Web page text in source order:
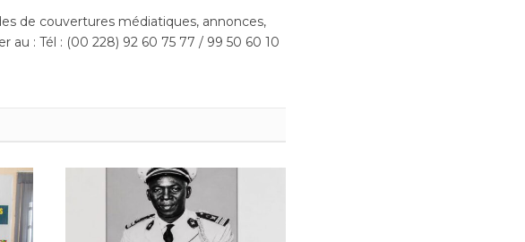
de couvertures médiatiques, annonces,
: Tél : (00 228) 92 60 75 77 / 99 50 60 10